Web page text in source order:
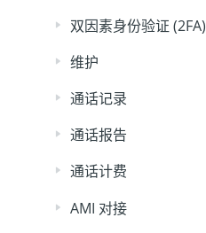
双因素身份验证 (2FA)
维护
通话记录
通话报告
通话计费
AMI 对接